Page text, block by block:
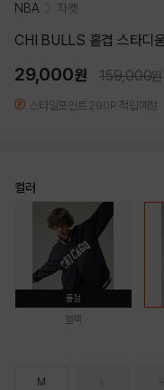
NBA 자켓
CHI BULLS 홑겹 스타디
29,000원 159,000원
스타일포인트 290P 적립예정
컬러
품절
블랙
M